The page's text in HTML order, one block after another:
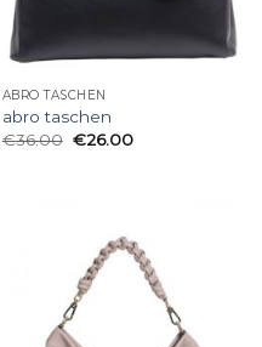
ABRO TASCHEN
abro taschen
€36.00 €26.00